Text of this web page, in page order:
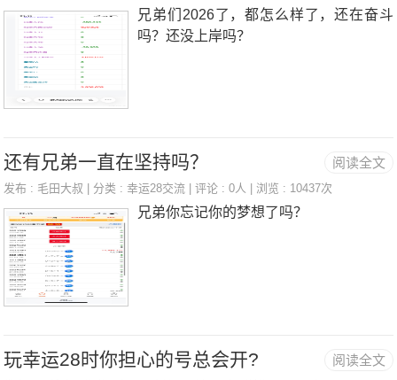
兄弟们2026了，都怎么样了，还在奋斗
吗？还没上岸吗？
阅读全文
还有兄弟一直在坚持吗？
发布 : 毛田大叔 | 分类 :幸运28交流 | 评论 : 0人 | 浏览 : 10437次
兄弟你忘记你的梦想了吗？
阅读全文
玩幸运28时你担心的号总会开?